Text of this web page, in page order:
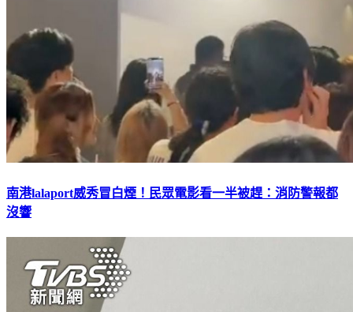
南港lalaport威秀冒白煙！民眾電影看一半被趕：消防警報都
沒響